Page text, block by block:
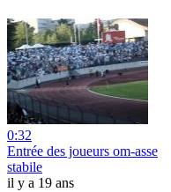
0:32
Entrée des joueurs om-asse
stabile
il y a 19 ans